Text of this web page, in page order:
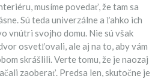
musíme povedať, že tam sa
Sú teda univerzálne a ľahko ich
vnútri svojho domu. Nie sú však
osvetľovali, ale aj na to, aby vám
skrášlili. Verte tomu, že je naozaj
zaoberať. Predsa len, skutočne je